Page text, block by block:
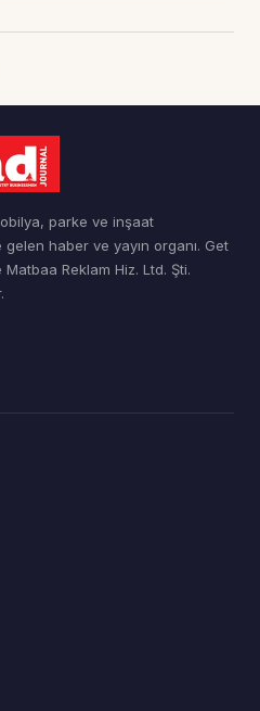
parke ve inşaat
haber ve yayın organı. Get
Reklam Hiz. Ltd. Şti.